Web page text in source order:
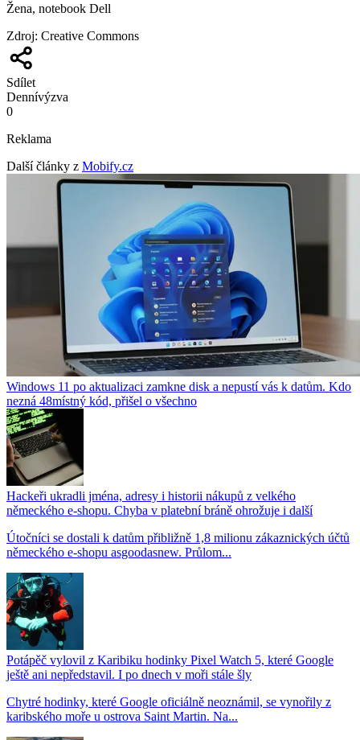
Žena, notebook Dell
Zdroj: Creative Commons
Sdílet
Dennívýzva
0
Reklama
Další články z Mobify.cz
Windows 11 po aktualizaci zamkne disk a nepustí vás k datům. Kdo
nezná 48místný kód, přišel o všechno
Hackeři ukradli jména, adresy i historii nákupů z velkého
německého e-shopu. Chyba v platební bráně ohrožuje i další
Útočníci se dostali k datům přibližně 1,8 milionu zákaznických účtů
německého e-shopu asgoodasnew. Průlom...
Potápěč vylovil z Karibiku hodinky Pixel Watch 5, které Google
ještě ani nepředstavil. I po dnech v moři stále šly
Chytré hodinky, které Google oficiálně neoznámil, se vynořily z
karibského moře u ostrova Saint Martin. Na...